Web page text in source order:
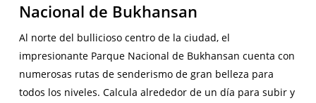
Nacional de Bukhansan
Al norte del bullicioso centro de la ciudad, el
impresionante Parque Nacional de Bukhansan cuenta con
numerosas rutas de senderismo de gran belleza para
todos los niveles. Calcula alrededor de un día para subir y